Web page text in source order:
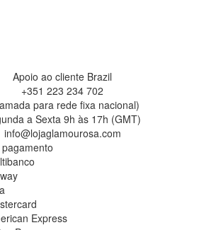
Apoio ao cliente Brazil
+351 223 234 702
para rede fixa nacional)
a Sexta 9h às 17h (GMT)
info@lojaglamourosa.com